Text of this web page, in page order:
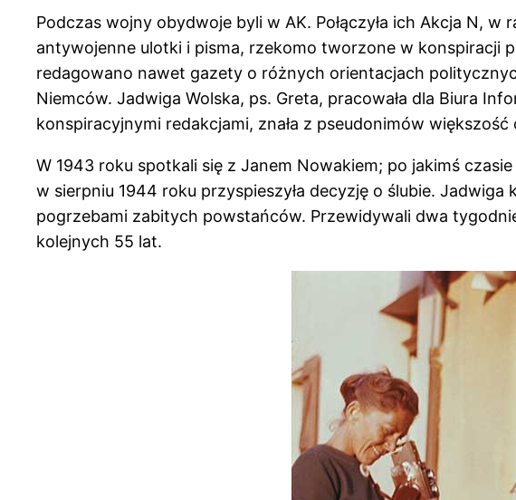
Podczas wojny obydwoje byli w AK. Połączyła ich Akcja N,
antywojenne ulotki i pisma, rzekomo tworzone w konspiracji
redagowano nawet gazety o różnych orientacjach
Niemców. Jadwiga Wolska, ps. Greta, pracowała dla Biura
konspiracyjnymi redakcjami, znała z pseudonimów
W 1943 roku spotkali się z Janem Nowakiem; po jakimś
w sierpniu 1944 roku przyspieszyła decyzję o ślubie.
pogrzebami zabitych powstańców. Przewidywali dwa
kolejnych 55 lat.